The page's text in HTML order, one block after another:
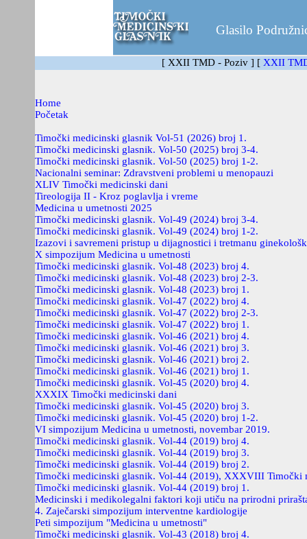
Glasilo
[ XXII TMD - Poziv ] [ XXII
Home
Početak
Timočki medicinski glasnik Vol-51 (2026) broj 1.
Timočki medicinski glasnik. Vol-50 (2025) broj 3-4.
Timočki medicinski glasnik. Vol-50 (2025) broj 1-2.
Nacionalni seminar: Zdravstveni problemi u menopauzi
XLIV Timočki medicinski dani
Tireologija II - Kroz poglavlja i vreme
Medicina u umetnosti 2025
Timočki medicinski glasnik. Vol-49 (2024) broj 3-4.
Timočki medicinski glasnik. Vol-49 (2024) broj 1-2.
Izazovi i savremeni pristup u dijagnostici i tretmanu
X simpozijum Medicina u umetnosti
Timočki medicinski glasnik. Vol-48 (2023) broj 4.
Timočki medicinski glasnik. Vol-48 (2023) broj 2-3.
Timočki medicinski glasnik. Vol-48 (2023) broj 1.
Timočki medicinski glasnik. Vol-47 (2022) broj 4.
Timočki medicinski glasnik. Vol-47 (2022) broj 2-3.
Timočki medicinski glasnik. Vol-47 (2022) broj 1.
Timočki medicinski glasnik. Vol-46 (2021) broj 4.
Timočki medicinski glasnik. Vol-46 (2021) broj 3.
Timočki medicinski glasnik. Vol-46 (2021) broj 2.
Timočki medicinski glasnik. Vol-46 (2021) broj 1.
Timočki medicinski glasnik. Vol-45 (2020) broj 4.
XXXIX Timočki medicinski dani
Timočki medicinski glasnik. Vol-45 (2020) broj 3.
Timočki medicinski glasnik. Vol-45 (2020) broj 1-2.
VI simpozijum Medicina u umetnosti, novembar 2019.
Timočki medicinski glasnik. Vol-44 (2019) broj 4.
Timočki medicinski glasnik. Vol-44 (2019) broj 3.
Timočki medicinski glasnik. Vol-44 (2019) broj 2.
Timočki medicinski glasnik. Vol-44 (2019), XXXVIII Timočki
Timočki medicinski glasnik. Vol-44 (2019) broj 1.
Medicinski i medikolegalni faktori koji utiču na prirodni
4. Zaječarski simpozijum interventne kardiologije
Peti simpozijum "Medicina u umetnosti"
Timočki medicinski glasnik. Vol-43 (2018) broj 4.